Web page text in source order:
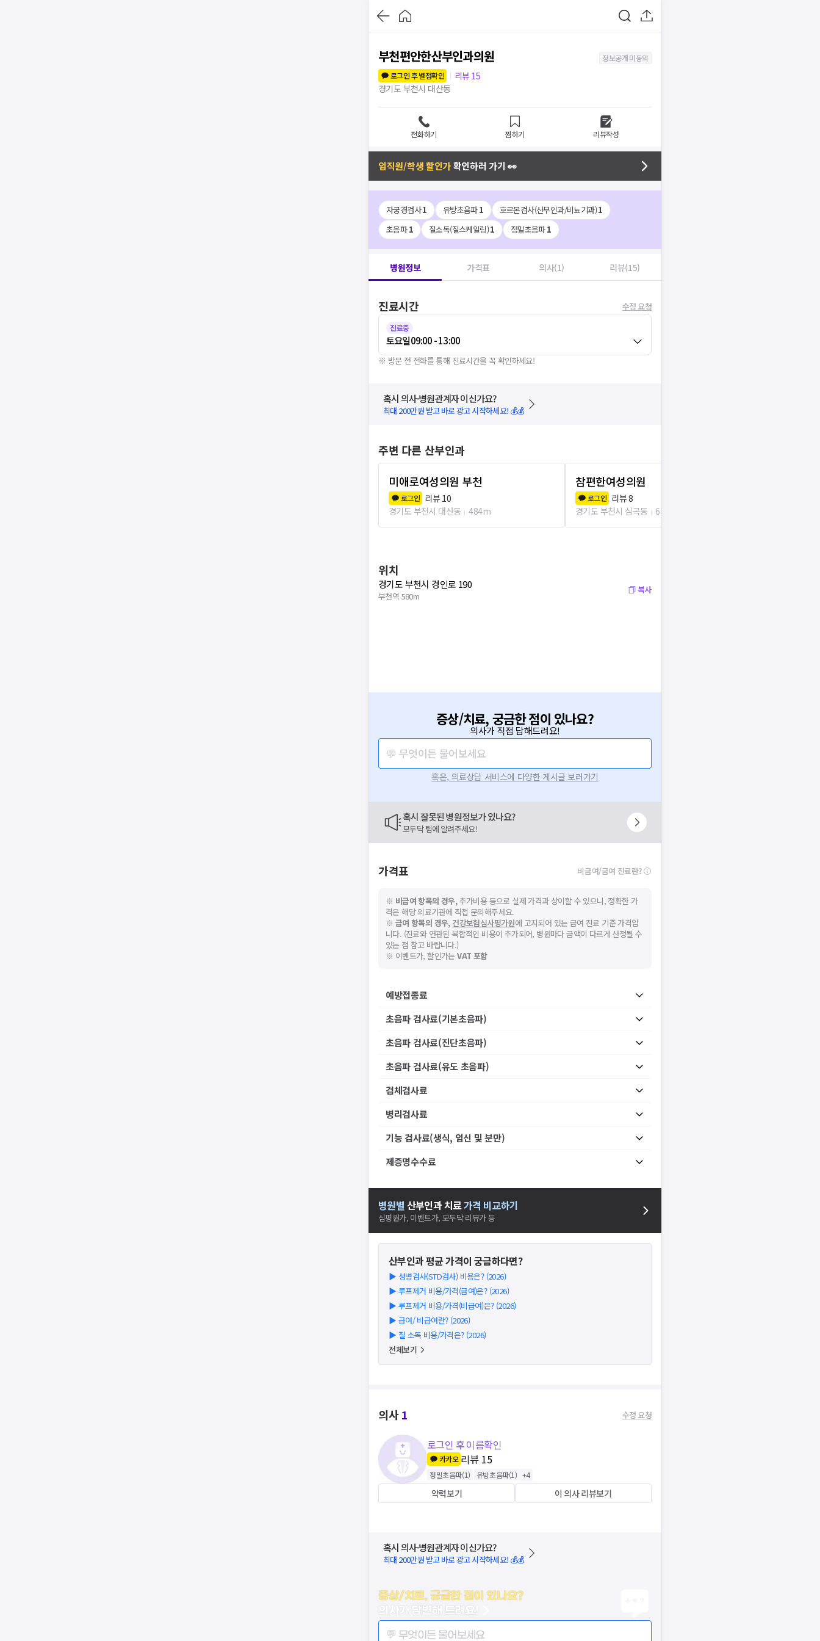
부천편안한산부인과의원
정보공개 미동의
로그인 후 별점확인
리뷰 15
경기도 부천시 대산동
전화하기 찜하기 리뷰작성
임직원/학생 할인가확인하러 가기 👀
자궁경검사1 유방초음파1 호르몬검사(산부인과/비뇨기과)1
초음파1 질소독(질스케일링)1 정밀초음파1
병원정보 가격표 의사(1) 리뷰(15)
진료시간 수정 요청
진료중
토요일09:00 - 13:00
※ 방문 전 전화를 통해 진료시간을 꼭 확인하세요!
혹시 의사·병원관계자 이신가요?
최대 200만원 받고 바로 광고 시작하세요! 💰💰
주변 다른 산부인과
미애로여성의원 부천
로그인 리뷰 10
경기도 부천시 대산동
484m
참편한여성의원
로그인 리뷰8
경기도 부천시 심곡동
635m
위치
경기도 부천시 경인로 190
부천역 580m
복사
증상/치료, 궁금한 점이 있나요?
의사가 직접 답해드려요!
💬 무엇이든 물어보세요
혹은, 의료상담 서비스에 다양한 게시글 보러가기
혹시 잘못된 병원정보가 있나요?
모두닥 팀에 알려주세요!
가격표 비급여/급여 진료란?
※ 비급여 항목의 경우,추가비용 등으로 실제 가격과 상이할 수 있으니, 정확한 가
격은 해당 의료기관에 직접 문의해주세요.
※ 급여 항목의 경우, 건강보험심사평가원에 고지되어 있는 급여 진료 기준 가격입
니다. (진료와 연관된 복합적인 비용이 추가되어, 병원마다 금액이 다르게 산정될 수
있는 점 참고 바랍니다.)
※ 이벤트가, 할인가는VAT 포함
예방접종료
초음파 검사료(기본초음파)
초음파 검사료(진단초음파)
초음파 검사료(유도 초음파)
검체검사료
병리검사료
기능 검사료(생식, 임신 및 분만)
제증명수수료
병원별 산부인과치료가격 비교하기
심평원가, 이벤트가, 모두닥 리뷰가 등
산부인과평균 가격이 궁금하다면?
▶ 성병검사(STD검사) 비용은? (2026)
▶ 루프제거 비용/가격(급여)은? (2026)
▶ 루프제거 비용/가격(비급여)은? (2026)
▶ 급여/ 비급여란? (2026)
▶ 질 소독 비용/가격은? (2026)
전체보기
의사1 수정 요청
로그인 후 이름확인
카카오 리뷰 15
정밀초음파(1) 유방초음파(1) +4
약력보기 이 의사 리뷰보기
혹시 의사·병원관계자 이신가요?
최대 200만원 받고 바로 광고 시작하세요! 💰💰
증상/치료, 궁금한 점이 있나요?
의사가 답변해 드려요!
💬 무엇이든 물어보세요